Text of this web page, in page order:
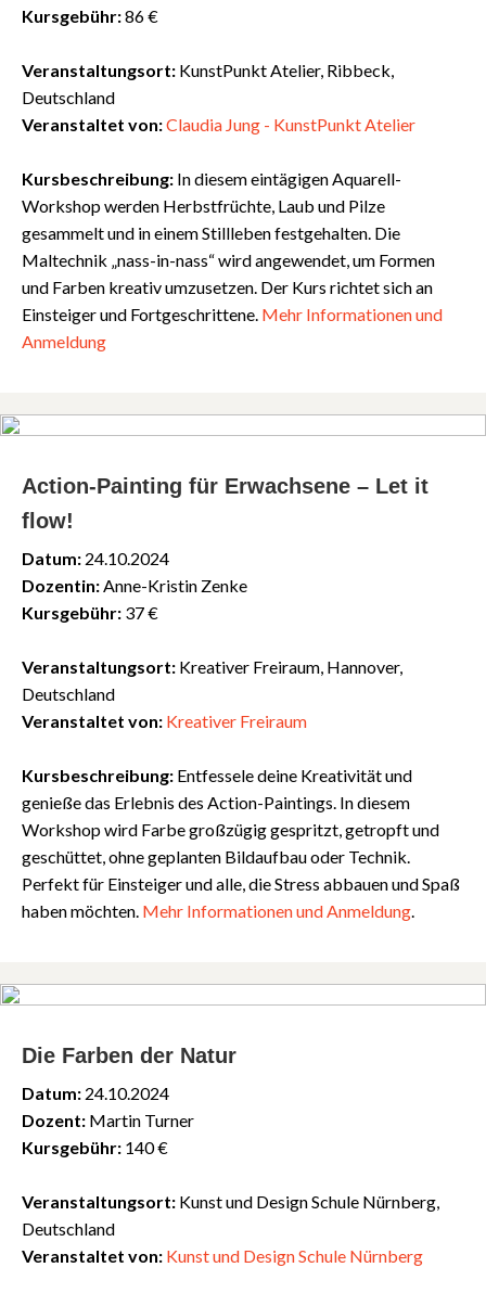
Kursgebühr:86 €
Veranstaltungsort: KunstPunkt Atelier, Ribbeck,
Deutschland
Veranstaltet von:Claudia Jung - KunstPunkt Atelier
Kursbeschreibung: In diesem eintägigen Aquarell-
Workshop werden Herbstfrüchte, Laub und Pilze
gesammelt und in einem Stillleben festgehalten. Die
Maltechnik „nass-in-nass“ wird angewendet, um Formen
und Farben kreativ umzusetzen. Der Kurs richtet sich an
Einsteiger und Fortgeschrittene. Mehr Informationenund
Anmeldung
Action-Painting für Erwachsene – Let it
flow!
Datum: 24.10.2024
Dozentin:Anne-Kristin Zenke
Kursgebühr: 37 €
Veranstaltungsort: Kreativer Freiraum, Hannover,
Deutschland
Veranstaltet von: Kreativer Freiraum
Kursbeschreibung: Entfessele deine Kreativität und
genieße das Erlebnis des Action-Paintings. In diesem
Workshop wird Farbe großzügig gespritzt, getropft und
geschüttet, ohne geplanten Bildaufbau oder Technik.
Perfekt für Einsteiger und alle, die Stress abbauen und Spaß
haben möchten. Mehr InformationenundAnmeldung.
Die Farben der Natur
Datum: 24.10.2024
Dozent: Martin Turner
Kursgebühr: 140 €
Veranstaltungsort: Kunst und Design Schule Nürnberg,
Deutschland
Veranstaltet von: Kunst und Design Schule Nürnberg